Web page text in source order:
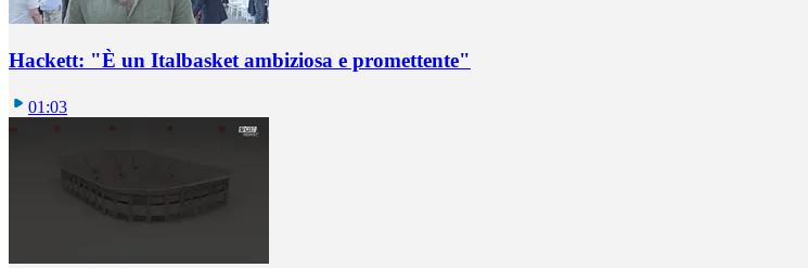
Hackett: "È un Italbasket ambiziosa e promettente"
01:03